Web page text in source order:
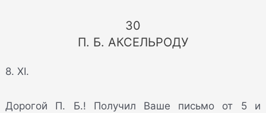
30
П. Б. АКСЕЛЬРОДУ
8. XI.
Дорогой П. Б.! Получил Ваше письмо от 5 и